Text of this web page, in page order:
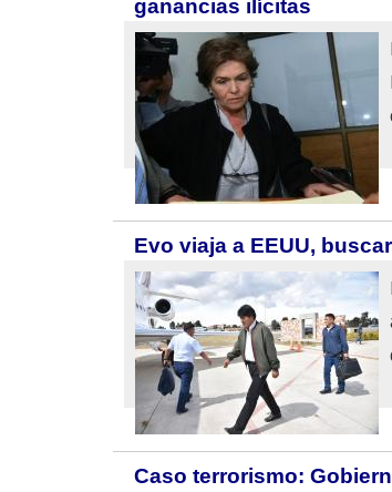
ganancias ilícitas
Evo viaja a EEUU,
Caso terrorismo: